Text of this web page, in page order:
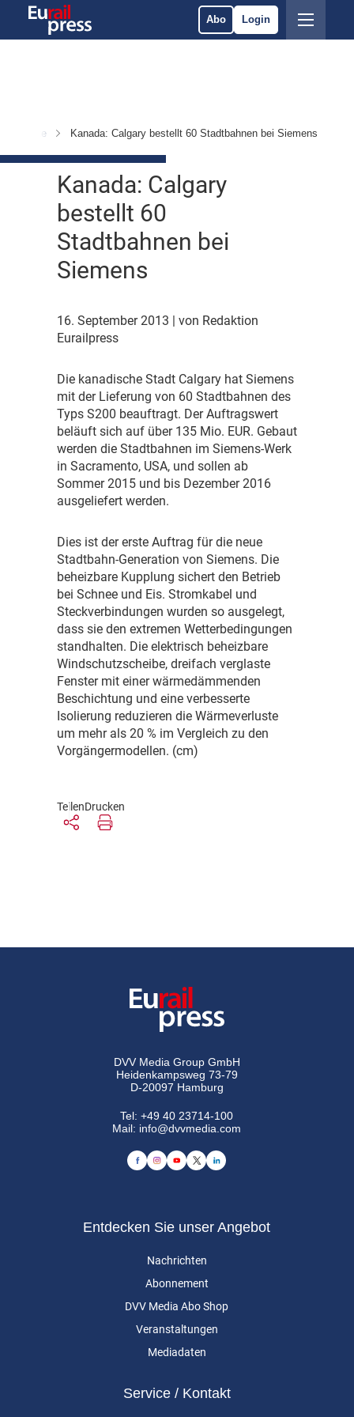
Abo Login
& Märkte Kanada: Calgary bestellt 60 Stadtbahnen bei Siemens
Kanada: Calgary
bestellt 60
Stadtbahnen bei
Siemens
16. September 2013
| von Redaktion
Eurailpress
Die kanadische Stadt Calgary hat Siemens
mit der Lieferung von 60 Stadtbahnen des
Typs S200 beauftragt. Der Auftragswert
beläuft sich auf über 135 Mio. EUR. Gebaut
werden die Stadtbahnen im Siemens-Werk
in Sacramento, USA, und sollen ab
Sommer 2015 und bis Dezember 2016
ausgeliefert werden.
Dies ist der erste Auftrag für die neue
Stadtbahn-Generation von Siemens. Die
beheizbare Kupplung sichert den Betrieb
bei Schnee und Eis. Stromkabel und
Steckverbindungen wurden so ausgelegt,
dass sie den extremen Wetterbedingungen
standhalten. Die elektrisch beheizbare
Windschutzscheibe, dreifach verglaste
Fenster mit einer wärmedämmenden
Beschichtung und eine verbesserte
Isolierung reduzieren die Wärmeverluste
um mehr als 20 % im Vergleich zu den
Vorgängermodellen. (cm)
TeilenDrucken
DVV Media Group GmbH
Heidenkampsweg 73-79
D-20097 Hamburg
Tel:+49 40 23714-100
Mail: info@dvvmedia.com
Entdecken Sie unser Angebot
Nachrichten
Abonnement
DVV Media Abo Shop
Veranstaltungen
Mediadaten
Service / Kontakt